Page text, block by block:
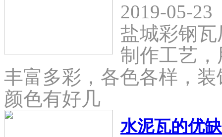
2019-05-23
盐城彩钢
制作工艺
丰富多彩，各色各样，
颜色有好几
水泥瓦的优